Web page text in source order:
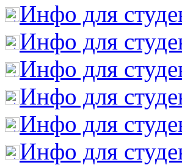
Инфо для
Инфо для
Инфо для
Инфо для
Инфо для
Инфо для